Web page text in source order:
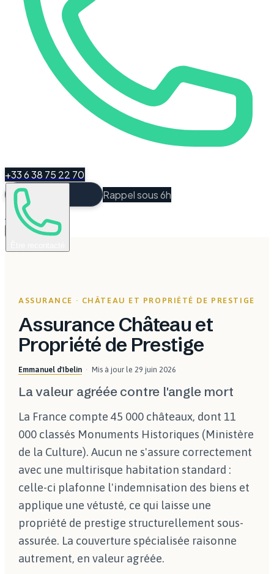
+33 6 38 75 22 70
Rappel sous 6h
Espace Client
ASSURANCE · CHÂTEAU ET PROPRIÉTÉ DE PRESTIGE
Assurance Château et
Propriété de Prestige
Emmanuel d'Ibelin Mis à jour le 29 juin 2026
La valeur agréée contre l'angle mort
La France compte 45 000 châteaux, dont 11
000 classés Monuments Historiques (Ministère
de la Culture). Aucun ne s'assure correctement
avec une multirisque habitation standard :
celle-ci plafonne l'indemnisation des biens et
applique une vétusté, ce qui laisse une
propriété de prestige structurellement sous-
assurée. La couverture spécialisée raisonne
autrement, en valeur agréée.